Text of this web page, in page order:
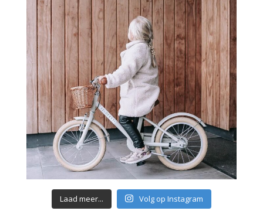
Laad meer... Volg op Instagram